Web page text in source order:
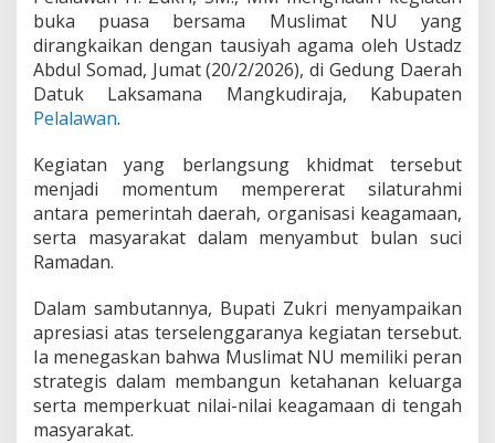
p
a
t
i
Z
u
D
a
n
U
a
d
z
A
b
d
buka puasa bersama Muslimat NU yang
dirangkaikan dengan tausiyah agama oleh Ustadz
Abdul Somad, Jumat (20/2/2026), di Gedung Daerah
Datuk Laksamana Mangkudiraja, Kabupaten
Pelalawan.
Kegiatan yang berlangsung khidmat tersebut
menjadi momentum mempererat silaturahmi
antara pemerintah daerah, organisasi keagamaan,
serta masyarakat dalam menyambut bulan suci
Ramadan.
Dalam sambutannya, Bupati Zukri menyampaikan
apresiasi atas terselenggaranya kegiatan tersebut.
Ia menegaskan bahwa Muslimat NU memiliki peran
strategis dalam membangun ketahanan keluarga
serta memperkuat nilai-nilai keagamaan di tengah
masyarakat.